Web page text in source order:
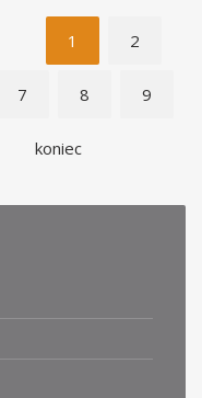
1 2
7 8 9
koniec